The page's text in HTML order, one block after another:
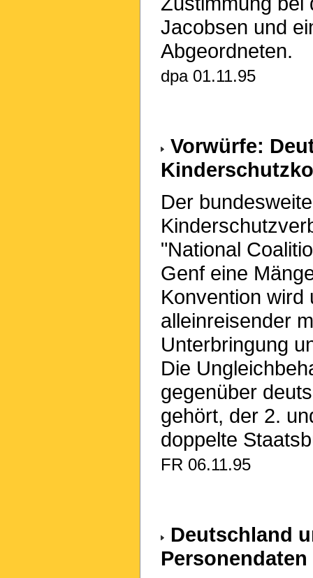
Jacobsen und
Abgeordneten.
dpa 01.11.95
Vorwürfe:
Der
"National
Genf eine
Konvention wird
alleinreisender
Unterbringung
Die
gegenüber
gehört, der 2.
doppelte
FR 06.11.95
Deutschland